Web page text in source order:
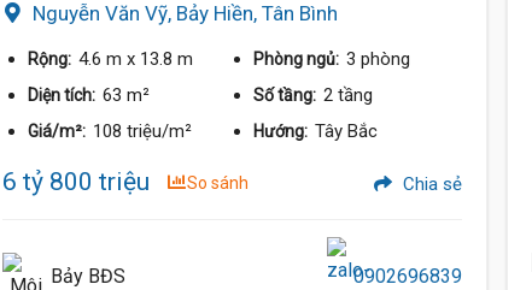
6.8 Tỷ
Nguyễn Văn Vỹ, Bảy Hiền, Tân Bình
Rộng: 4.6 m x 13.8 m Phòng ngủ: 3 phòng
Diện tích: 63 m² Số tầng: 2 tầng
Giá/m²: 108 triệu/m² Hướng: Tây Bắc
6 tỷ 800 triệu So sánh Chia sẻ
Bảy BĐS 0902696839